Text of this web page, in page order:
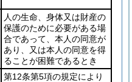
人の生命、身体又は財産の
保護のために必要がある場
合であって、本人の同意が
あり、又は本人の同意を得
ることが困難であるとき
第12条第5項の規定により